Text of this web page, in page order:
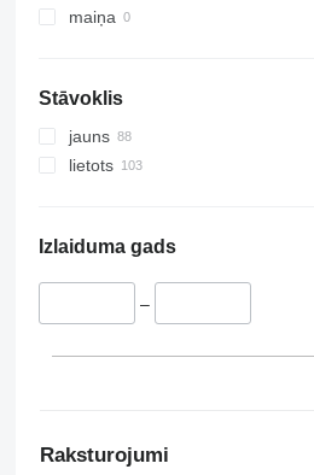
maiņa
Stāvoklis
jauns
lietots
Izlaiduma gads
–
Raksturojumi